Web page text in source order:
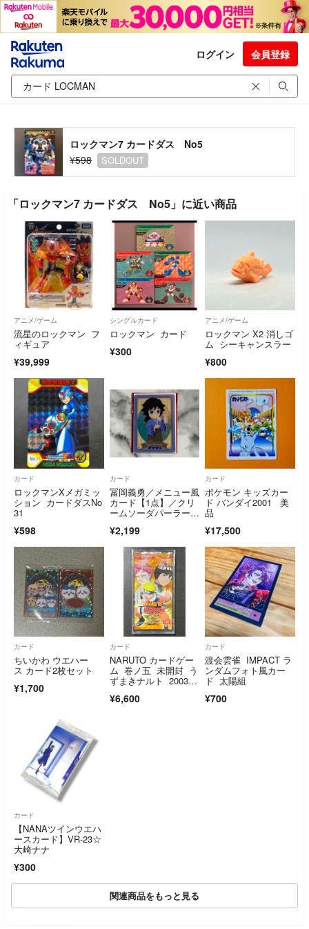
ログイン 会員登録
ロックマン7 カードダス No5
¥598
SOLDOUT
「ロックマン7 カードダス No5」に近い商品
アニメ/ゲーム
流星のロックマン フ
ィギュア
¥39,999
シングルカード
ロックマン カード
¥300
アニメ/ゲーム
ロックマン X2 消しゴ
ム シーキャンスラー
¥800
カード
ロックマンXメガミッ
ション カードダスNo
31
¥598
カード
冨岡義勇／メニュー風
カード【1点】／クリ
ームソーダパーラー2
¥2,199
カード
ポケモン キッズカー
ド バンダイ2001 美
品
¥17,500
カード
ちいかわ ウエハー
ス カード2枚セット
¥1,700
カード
NARUTO カードゲー
ム 巻ノ五 未開封 う
ずまきナルト 2003
¥6,600
カード
渡会雲雀 IMPACT ラ
ンダムフォト風カー
ド 太陽組
¥700
カード
【NANAツインウエハ
ースカード】VR-23☆
大崎ナナ
¥300
関連商品をもっと見る